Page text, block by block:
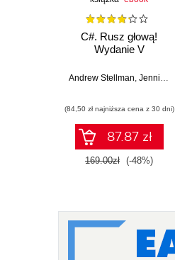
C#. Rusz głową!
Wydanie V
Andrew Stellman, Jennifer Greene
(84,50 zł najniższa cena z 30 dni)
87.87 zł
169.00zł (-48%)